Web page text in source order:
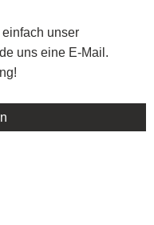
unser
uns eine E-Mail.